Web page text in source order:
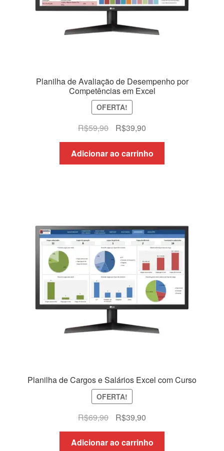
Planilha de Avaliação de Desempenho por
Competências em Excel
OFERTA!
R$59,90
O
preço
original
era:
R$39,90O
preço
atual
é:
Adicionar ao carrinho
Planilha de Cargos e Salários Excel com Curso
OFERTA!
R$69,90
O
preço
original
R$39,90O
preço
atual
Adicionar ao carrinho